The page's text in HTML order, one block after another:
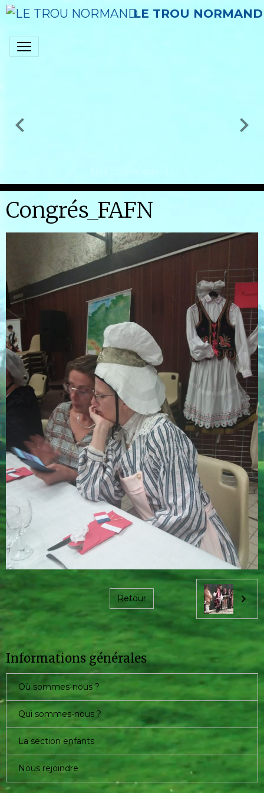
LE TROU NORMAND
Congrés_FAFN
Retour
Informations générales
Où sommes-nous ?
Qui sommes-nous ?
La section enfants
Nous rejoindre